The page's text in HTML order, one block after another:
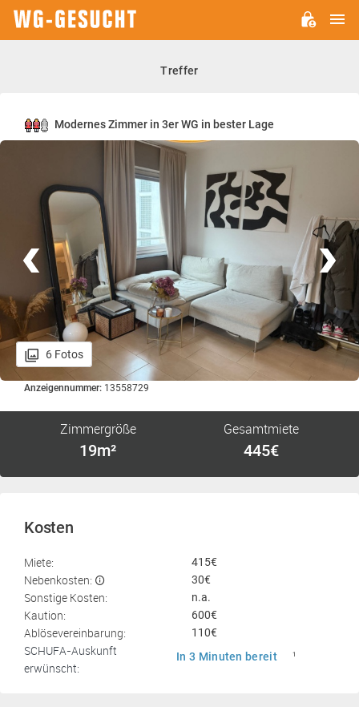
Treffer
Modernes Zimmer in 3er WG in bester Lage
6 Fotos
Anzeigennummer: 13558729
Zimmergröße
19m²
Gesamtmiete
445€
Kosten
Miete: 415€
Nebenkosten: 30€
Sonstige Kosten: n.a.
Kaution: 600€
Ablösevereinbarung: 110€
SCHUFA-Auskunft
erwünscht:
In 3 Minuten bereit 1